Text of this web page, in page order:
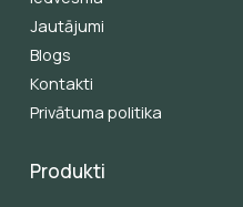
Jautājumi
Blogs
Kontakti
Privātuma politika
Produkti